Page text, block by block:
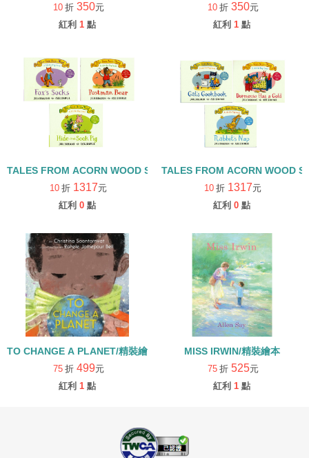
10 折 350元
紅利 1 點
10 折 350元
紅利 1 點
TALES FROM ACORN WOOD STORY COLLECTION 觀察探索組/
10 折 1317元
紅利 0 點
TALES FROM ACORN WOOD
10 折 1317元
紅利 0 點
TO CHANGE A PLANET/精裝繪本
75 折 499元
紅利 1 點
MISS IRWIN/精裝繪本
75 折 525元
紅利 1 點